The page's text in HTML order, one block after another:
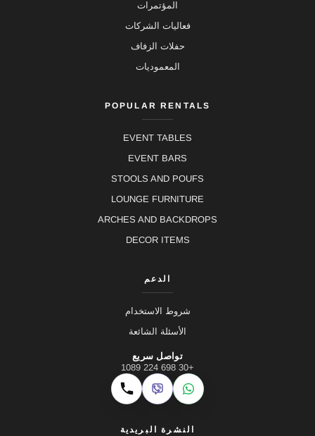
المؤتمرات
فعاليات الشركات
حفلات الزفاف
المعموديات
POPULAR RENTALS
EVENT TABLES
EVENT BARS
STOOLS AND POUFS
LOUNGE FURNITURE
ARCHES AND BACKDROPS
DECOR ITEMS
الدعم
شروط الاستخدام
الأسئلة الشائعة
تواصل سريع
+30 698 224 1089
WhatsApp
Viber اتصال
النشرة البريدية